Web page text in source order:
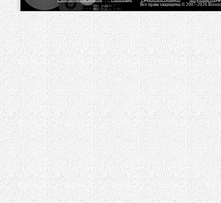
Все права защищены © 2007-2026